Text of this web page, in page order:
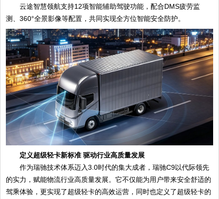
云途智慧领航支持12项智能辅助驾驶功能，配合DMS疲劳监
测、360°全景影像等配置，共同实现全方位智能安全防护。
定义超级轻卡新标准 驱动行业高质量发展
作为瑞驰技术体系迈入3.0时代的集大成者，瑞驰C9以代际领先
的实力，赋能物流行业高质量发展。它不仅能为用户带来安全舒适的
驾乘体验，更实现了超级轻卡的高效运营，同时也定义了超级轻卡的